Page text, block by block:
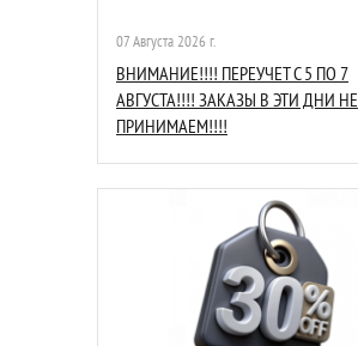
07 Августа 2026 г.
ВНИМАНИЕ!!!! ПЕРЕУЧЕТ С 5 ПО 7
АВГУСТА!!!! ЗАКАЗЫ В ЭТИ ДНИ НЕ
ПРИНИМАЕМ!!!!